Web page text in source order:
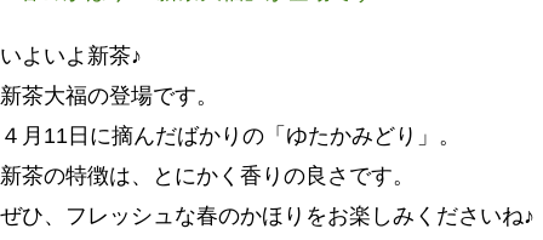
いよいよ新茶♪
新茶大福の登場です。
４月11日に摘んだばかりの「ゆたかみどり」。
新茶の特徴は、とにかく香りの良さです。
ぜひ、フレッシュな春のかほりをお楽しみくださいね♪